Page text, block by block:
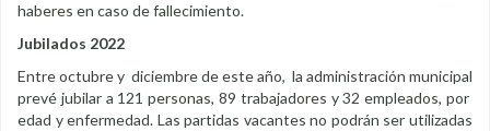
haberes en caso de fallecimiento.
Jubilados 2022
Entre octubre y diciembre de este año, la administración municipal
prevé jubilar a 121 personas, 89 trabajadores y 32 empleados, por
edad y enfermedad. Las partidas vacantes no podrán ser utilizadas